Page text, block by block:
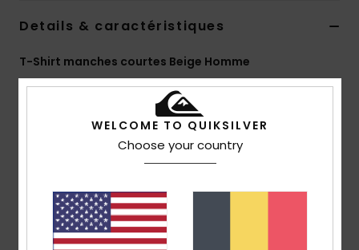
Details & caractéristiques
T-Shirt manches courtes Beige Homme
StyleEQYZT08429 Code couleurclm0
Caractéristiques
jersey 100 % coton biologique [220 g/m²]
Col :col rond
Imprimé :sérigraphie sur la poitrine et au dos
Marquage :étiquette Quiksilver tissée sur la
WELCOME TO QUIKSILVER
Choose your country